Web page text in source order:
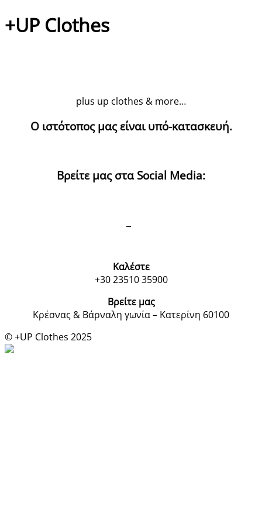
+UP Clothes
plus up clothes & more…
Ο ιστότοπος μας είναι υπό-κατασκευή.
Βρείτε μας στα Social Media:
Καλέστε
+30 23510 35900
Βρείτε μας
Κρέσνας & Βάρναλη γωνία – Κατερίνη 60100
© +UP Clothes 2025